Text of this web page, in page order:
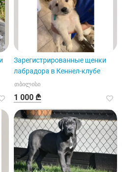
Зарегистрированные щенки
лабрадора в Кеннел-клубе
თბილისი
1 000 ₾